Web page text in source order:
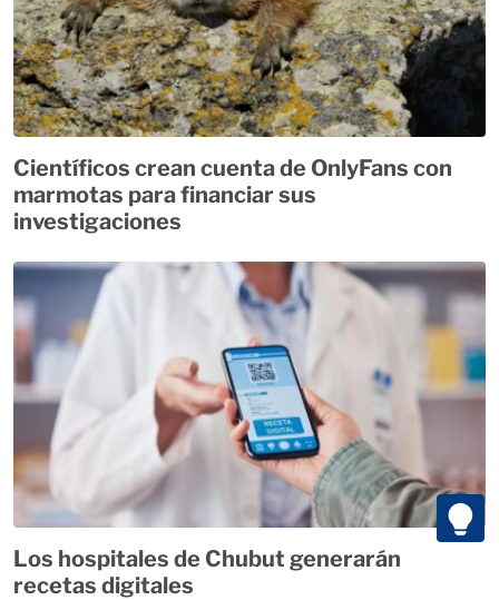
Científicos crean cuenta de OnlyFans con
marmotas para financiar sus
investigaciones
Los hospitales de Chubut generarán
recetas digitales